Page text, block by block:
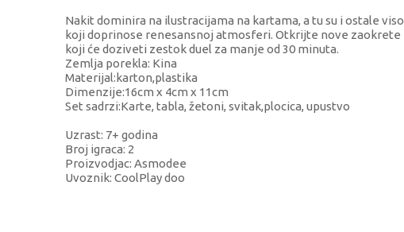
Nakit dominira na ilustracijama na kartama, a tu su i ostale
koji doprinose renesansnoj atmosferi. Otkrijte nove zaokrete
koji će doziveti zestok duel za manje od 30 minuta.
Zemlja porekla: Kina
Materijal:karton,plastika
Dimenzije:16cm x 4cm x 11cm
Set sadrzi:Karte, tabla, žetoni, svitak,plocica, upustvo
Uzrast: 7+ godina
Broj igraca: 2
Proizvodjac: Asmodee
Uvoznik: CoolPlay doo